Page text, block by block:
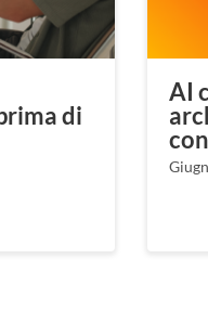
di
AI